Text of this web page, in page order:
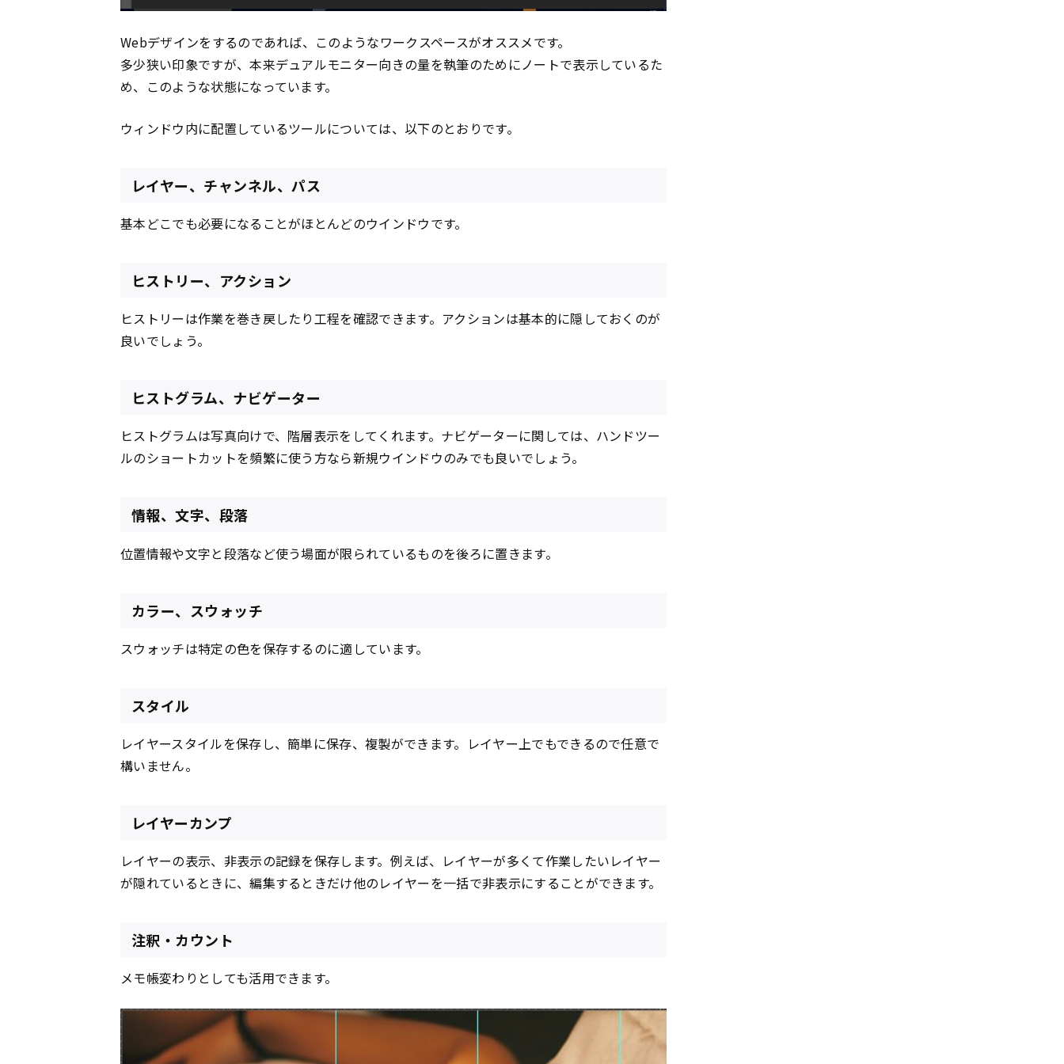
Webデザインをするのであれば、このようなワークスペースがオススメです。
多少狭い印象ですが、本来デュアルモニター向きの量を執筆のためにノートで表示しているた
め、このような状態になっています。
ウィンドウ内に配置しているツールについては、以下のとおりです。
レイヤー、チャンネル、パス
基本どこでも必要になることがほとんどのウインドウです。
ヒストリー、アクション
ヒストリーは作業を巻き戻したり工程を確認できます。アクションは基本的に隠しておくのが
良いでしょう。
ヒストグラム、ナビゲーター
ヒストグラムは写真向けで、階層表示をしてくれます。ナビゲーターに関しては、ハンドツー
ルのショートカットを頻繁に使う方なら新規ウインドウのみでも良いでしょう。
情報、文字、段落
位置情報や文字と段落など使う場面が限られているものを後ろに置きます。
カラー、スウォッチ
スウォッチは特定の色を保存するのに適しています。
スタイル
レイヤースタイルを保存し、簡単に保存、複製ができます。レイヤー上でもできるので任意で
構いません。
レイヤーカンプ
レイヤーの表示、非表示の記録を保存します。例えば、レイヤーが多くて作業したいレイヤー
が隠れているときに、編集するときだけ他のレイヤーを一括で非表示にすることができます。
注釈・カウント
メモ帳変わりとしても活用できます。